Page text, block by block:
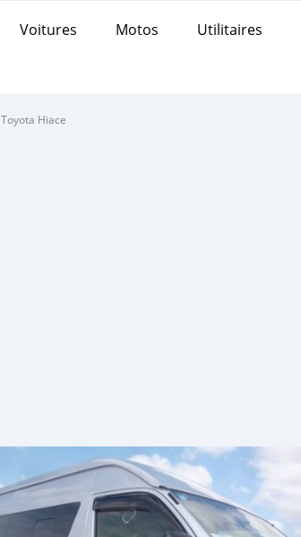
Voitures Motos Utilitaires
Toyota Hiace